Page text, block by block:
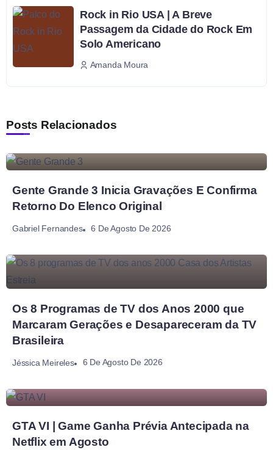
Rock in Rio USA | A Breve
Passagem da Cidade do Rock Em
Solo Americano
Amanda Moura
Posts Relacionados
Gente Grande 3 Inicia Gravações E Confirma
Retorno Do Elenco Original
Gabriel Fernandes 6 De Agosto De 2026
Os 8 Programas de TV dos Anos 2000 que
Marcaram Gerações e Desapareceram da TV
Brasileira
Jéssica Meireles 6 De Agosto De 2026
GTA VI | Game Ganha Prévia Antecipada na
Netflix em Agosto